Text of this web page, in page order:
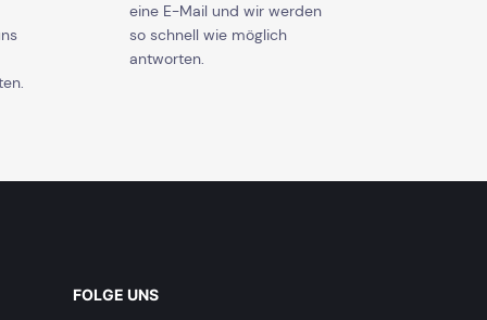
eine E-Mail und wir werden
so schnell wie möglich
antworten.
FOLGE UNS